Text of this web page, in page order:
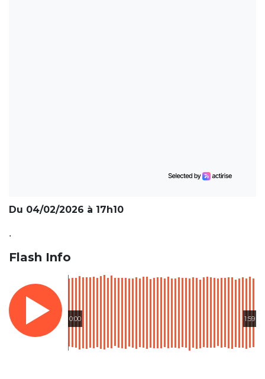
Du 04/02/2026 à 17h10
.
Flash Info
0:00 1:59